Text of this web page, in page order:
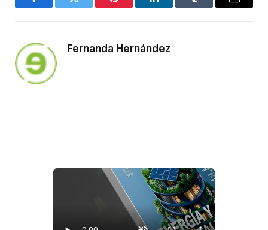
FacebookTwitter Pinterest LinkedInTumblr Email
Fernanda Hernández